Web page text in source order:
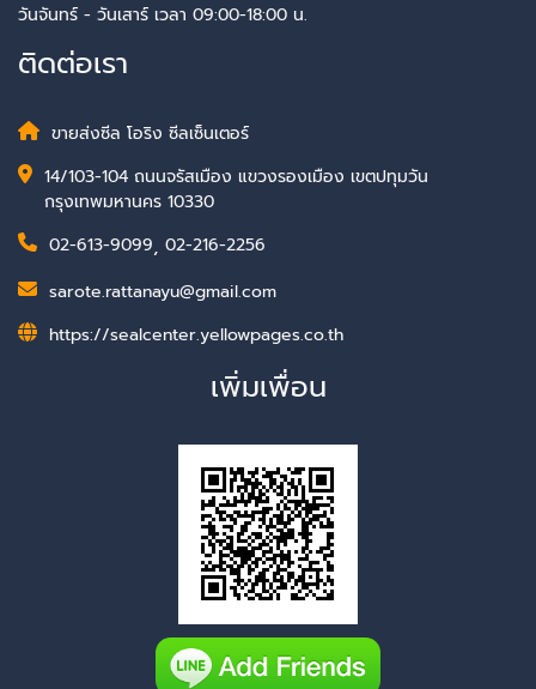
วันจันทร์ - วันเสาร์ เวลา 09:00-18:00 น.
ติดต่อเรา
ขายส่งซีล โอริง ซีลเซ็นเตอร์
14/103-104 ถนนจรัสเมือง แขวงรองเมือง เขตปทุมวัน
กรุงเทพมหานคร 10330
02-613-9099, 02-216-2256
sarote.rattanayu@gmail.com
https://sealcenter.yellowpages.co.th
เพิ่มเพื่อน